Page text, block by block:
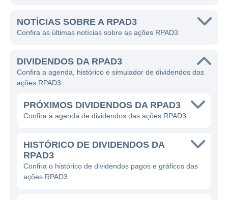
NOTÍCIAS SOBRE A RPAD3
Confira as últimas notícias sobre as ações RPAD3
DIVIDENDOS DA RPAD3
Confira a agenda, histórico e simulador de dividendos das
ações RPAD3
PRÓXIMOS DIVIDENDOS DA RPAD3
Confira a agenda de dividendos das ações RPAD3
HISTÓRICO DE DIVIDENDOS DA
RPAD3
Confira o histórico de dividendos pagos e gráficos das
ações RPAD3